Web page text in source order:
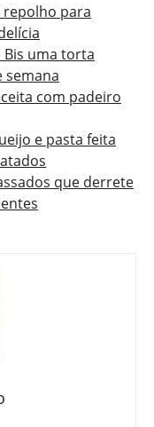
repolho para
uma torta
semana
com padeiro
e pasta feita
que derrete